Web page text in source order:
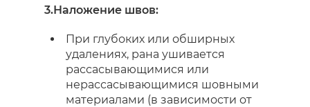
3.Наложение швов:
При глубоких или обширных
удалениях, рана ушивается
рассасывающимися или
нерассасывающимися шовными
материалами (в зависимости от